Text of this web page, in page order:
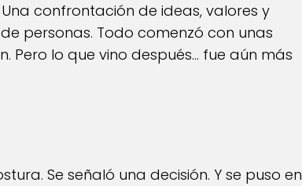
confrontación de ideas, valores y
personas. Todo comenzó con unas
Pero lo que vino después… fue aún más
Se señaló una decisión. Y se puso en